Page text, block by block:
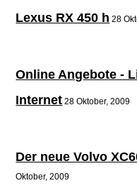
Lexus RX 450 h 28
Online Angebote -
Internet 28 Oktober, 2009
Der neue Volvo
Oktober, 2009